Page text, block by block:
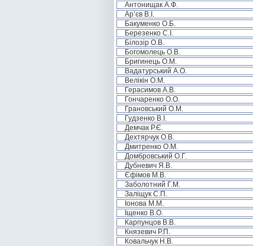
Антонищак А.Ф.
Ар’єв В.І.
Бакуменко О.Б.
Березенко С.І.
Білозір О.В.
Богомолець О.В.
Бригинець О.М.
Вадатурський А.О.
Велікін О.М.
Герасимов А.В.
Гончаренко О.О.
Грановський О.М.
Гудзенко В.І.
Демчак Р.Є.
Дехтярчук О.В.
Дмитренко О.М.
Домбровський О.Г.
Дубневич Я.В.
Єфімов М.В.
Заболотний Г.М.
Заліщук С.П.
Іонова М.М.
Іщенко В.О.
Карпунцов В.В.
Князевич Р.П.
Ковальчук Н.В.